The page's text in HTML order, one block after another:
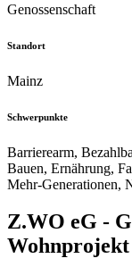
Genossenschaft
Standort
Mainz
Schwerpunkte
Barrierearm,
Bauen, Ernährung,
Mehr-Generationen,
Z.WO eG -